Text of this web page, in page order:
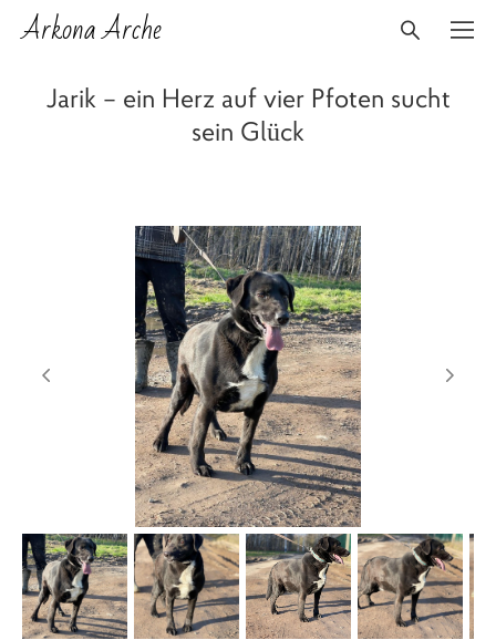
Arkona Arche
Jarik – ein Herz auf vier Pfoten sucht
sein Glück